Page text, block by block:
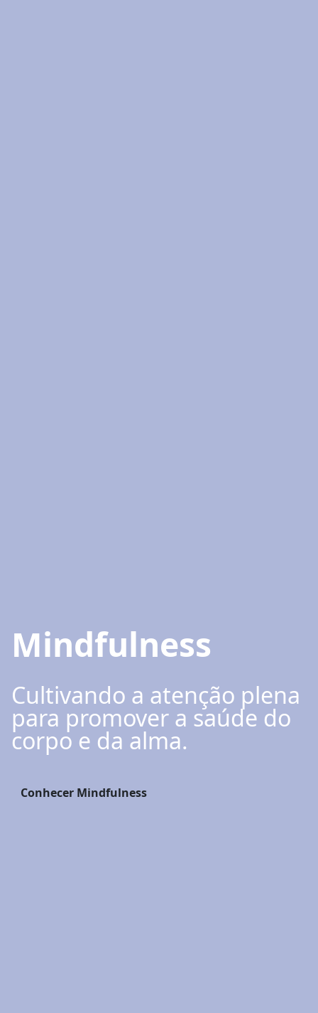
Mindfulness
Cultivando a atenção plena
para promover a saúde do
corpo e da alma.
Conhecer Mindfulness